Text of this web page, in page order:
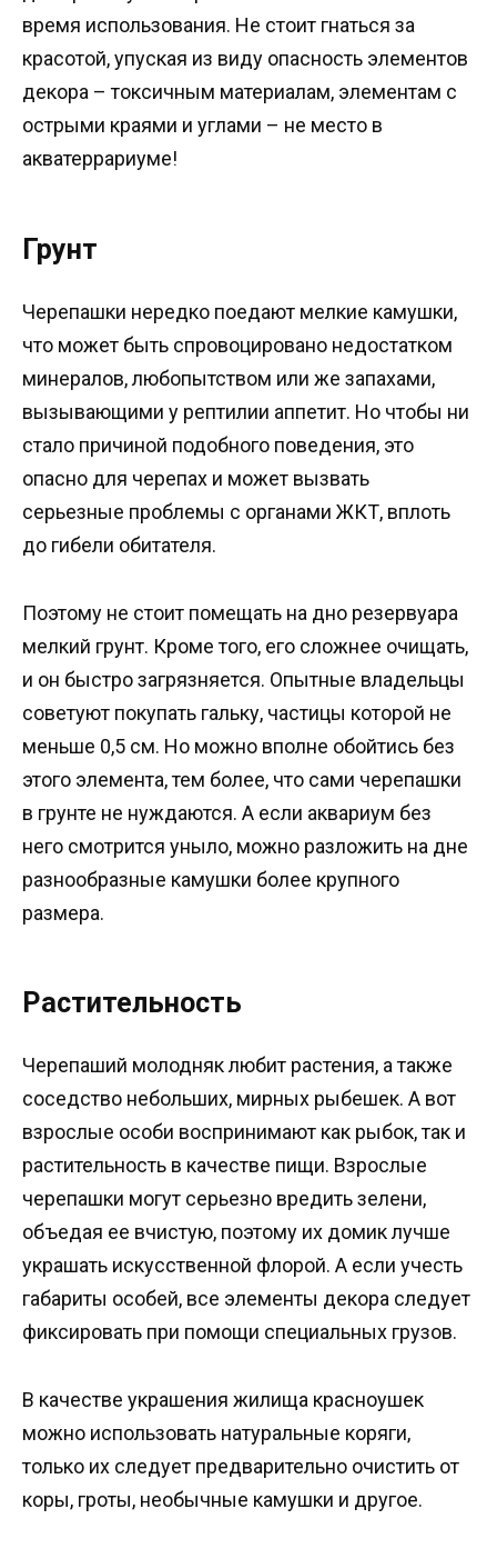
время использования. Не стоит гнаться за
красотой, упуская из виду опасность элементов
декора – токсичным материалам, элементам с
острыми краями и углами – не место в
акватеррариуме!
Грунт
Черепашки нередко поедают мелкие камушки,
что может быть спровоцировано недостатком
минералов, любопытством или же запахами,
вызывающими у рептилии аппетит. Но чтобы ни
стало причиной подобного поведения, это
опасно для черепах и может вызвать
серьезные проблемы с органами ЖКТ, вплоть
до гибели обитателя.
Поэтому не стоит помещать на дно резервуара
мелкий грунт. Кроме того, его сложнее очищать,
и он быстро загрязняется. Опытные владельцы
советуют покупать гальку, частицы которой не
меньше 0,5 см. Но можно вполне обойтись без
этого элемента, тем более, что сами черепашки
в грунте не нуждаются. А если аквариум без
него смотрится уныло, можно разложить на дне
разнообразные камушки более крупного
размера.
Растительность
Черепаший молодняк любит растения, а также
соседство небольших, мирных рыбешек. А вот
взрослые особи воспринимают как рыбок, так и
растительность в качестве пищи. Взрослые
черепашки могут серьезно вредить зелени,
объедая ее вчистую, поэтому их домик лучше
украшать искусственной флорой. А если учесть
габариты особей, все элементы декора следует
фиксировать при помощи специальных грузов.
В качестве украшения жилища красноушек
можно использовать натуральные коряги,
только их следует предварительно очистить от
коры, гроты, необычные камушки и другое.